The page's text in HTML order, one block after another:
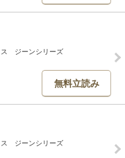
ス ジーンシリーズ
無料立読み
ス ジーンシリーズ